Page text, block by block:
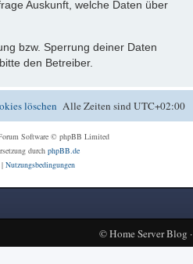
Auskunft, welche Daten über
bzw. Sperrung deiner Daten
den Betreiber.
Alle Zeiten sindUTC+02:00
löschen
Software © phpBB Limited
durch phpBB.de
Nutzungsbedingungen
©Home Server Blog